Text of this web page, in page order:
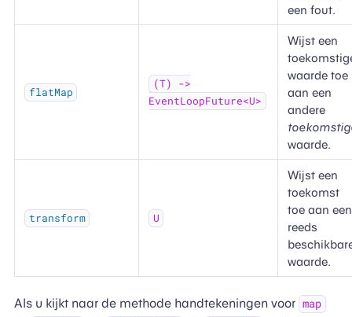
een fout.
flatMap
(T) ->
EventLoopFuture<U>
Wijst een
waarde toe
aan een
andere
waarde.
transform U
Wijst een
toekomst
toe aan een
reeds
waarde.
Als u kijkt naar de methode handtekeningen voor map